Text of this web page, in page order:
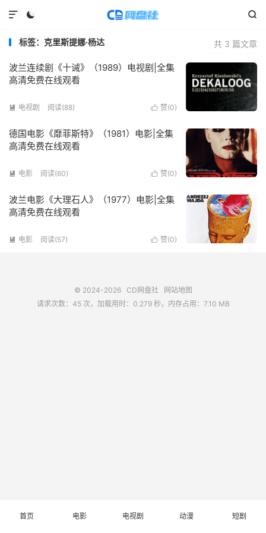
 

共 3 篇文章
标签：克里斯提娜·杨达
波兰连续剧《十诫》（1989）电视剧|全集
高清免费在线观看
 赞(0)
 电视剧 阅读(88)
德国电影《靡菲斯特》（1981）电影|全集
高清免费在线观看
 赞(0)
 电影 阅读(60)
波兰电影《大理石人》（1977）电影|全集
高清免费在线观看
 赞(0)
 电影 阅读(57)
© 2024-2026 CD网盘社
网站地图
请求次数：45 次，加载用时：0.279 秒，内存占用：7.10 MB
首页 电影 电视剧 动漫 短剧